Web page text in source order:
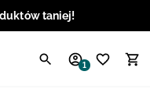
taniej!
1